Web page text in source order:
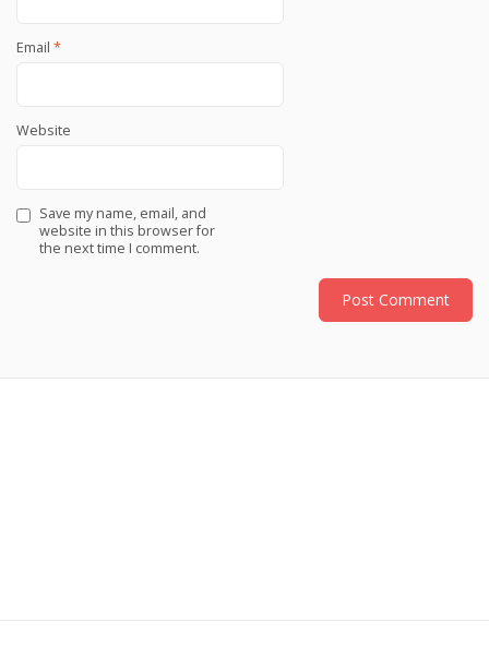
Email *
Website
Save my name, email, and
website in this browser for
the next time I comment.